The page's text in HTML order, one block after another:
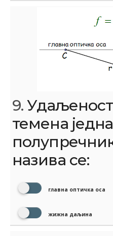
9.
темена
назива се:
главна оптичка оса
жижна даљина